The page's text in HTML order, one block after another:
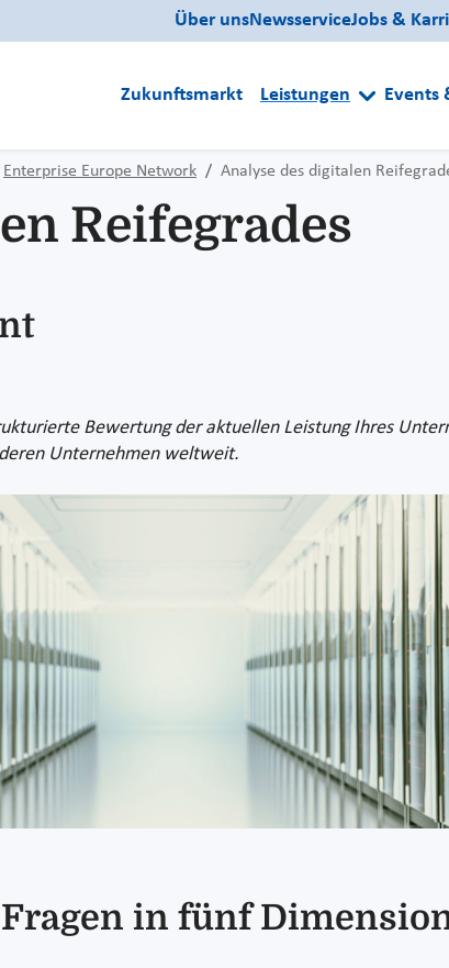
Über unsNewsserviceJobs &
Zukunftsmarkt Leistungen Events
Enterprise Europe Network Analyse des digitalen
Reifegrades
Bewertung der aktuellen Leistung Ihres
Unternehmen weltweit.
in fünf